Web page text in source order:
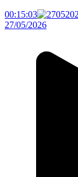
00:15:03
27/05/2026